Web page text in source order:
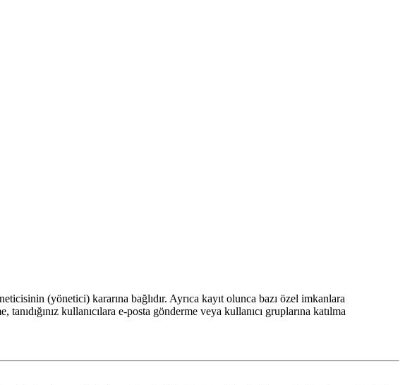
(yönetici) kararına bağlıdır. Ayrıca kayıt olunca bazı özel imkanlara
kullanıcılara e-posta gönderme veya kullanıcı gruplarına katılma